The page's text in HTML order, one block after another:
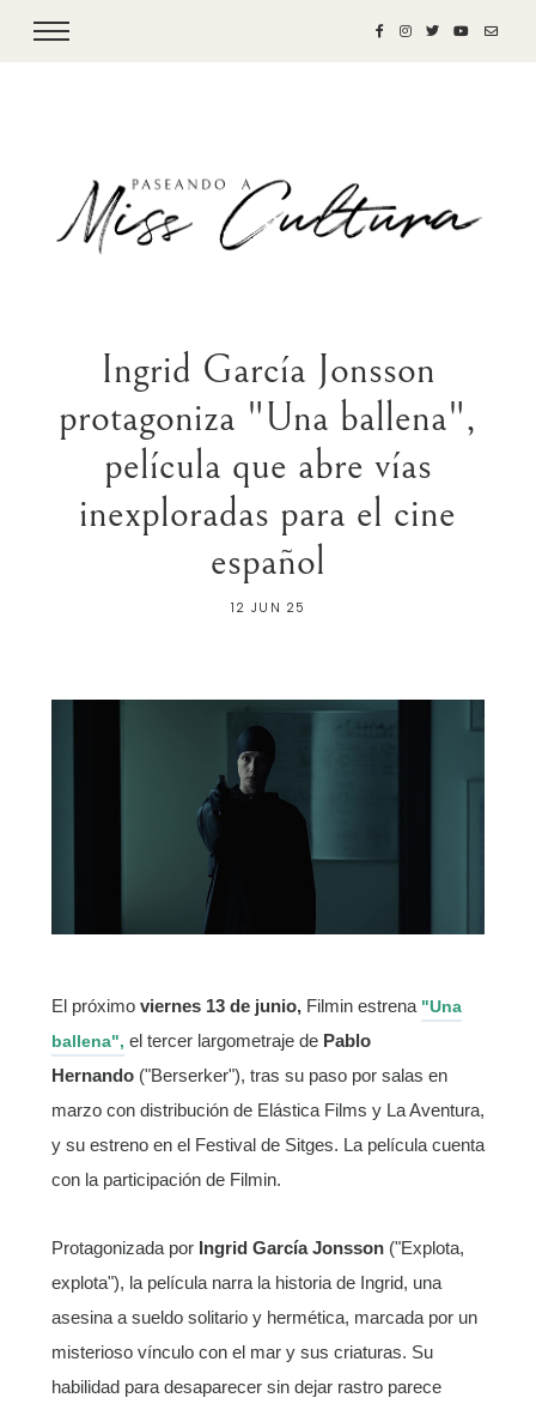
Ingrid García Jonsson
protagoniza "Una ballena",
película que abre vías
inexploradas para el cine
español
12 JUN 25
El próximo viernes 13 de junio,Filmin estrena "Una
ballena", el tercer largometraje de Pablo
Hernando("Berserker"), tras su paso por salas en
marzo con distribución de Elástica Films y La Aventura,
y su estreno en el Festival de Sitges. La película cuenta
con la participación de Filmin.
Protagonizada por Ingrid García Jonsson("Explota,
explota"), la película narra la historia de Ingrid, una
asesina a sueldo solitario y hermética, marcada por un
misterioso vínculo con el mar y sus criaturas. Su
habilidad para desaparecer sin dejar rastro parece